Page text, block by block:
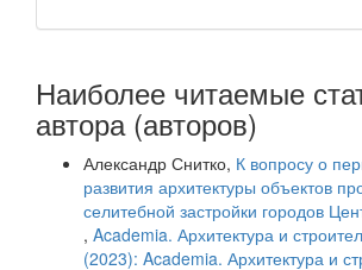
Наиболее читаемые
автора (авторов)
Александр Снитко, К вопросу о
развития архитектуры объектов
селитебной застройки городов
, Academia. Архитектура и
(2023): Academia. Архитектура и